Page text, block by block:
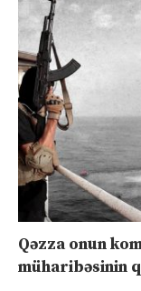
Qəzza onun
müharibəsinin